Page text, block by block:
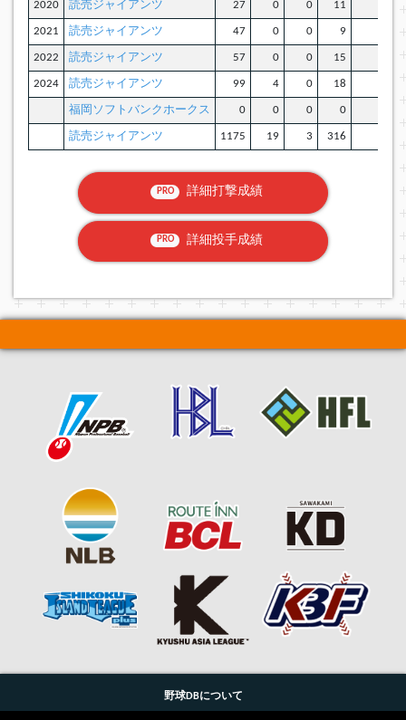
2020 読売ジャイアンツ 27 0 0 11
2021 読売ジャイアンツ 47 0 0 9
2022 読売ジャイアンツ 57 0 0 15
2024 読売ジャイアンツ 99 4 0 18
福岡ソフトバンクホークス 0 0 0 0
読売ジャイアンツ 1175 19 3 316
PRO 詳細打撃成績
PRO 詳細投手成績
野球DBについて